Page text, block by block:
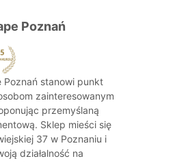
Poznań
Poznań stanowi punkt
zainteresowanym
przemyślaną
Sklep mieści się
37 w Poznaniu i
działalność na